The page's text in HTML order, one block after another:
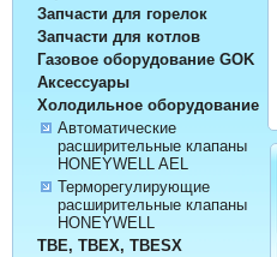
Запчасти для горелок
Запчасти для котлов
Газовое оборудование GOK
Аксессуары
Холодильное оборудование
Автоматические
расширительные клапаны
HONEYWELL AEL
Терморегулирующие
расширительные клапаны
HONEYWELL
TBE, TBEX, TBESX